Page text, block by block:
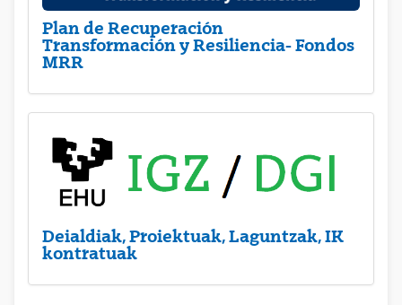
Plan de Recuperación
Transformación y Resiliencia- Fondos
MRR
Deialdiak, Proiektuak, Laguntzak, IK
kontratuak